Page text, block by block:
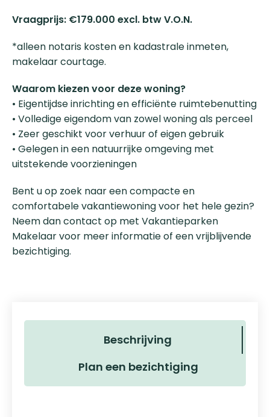
Vraagprijs: €179.000 excl. btw V.O.N.
*alleen notaris kosten en kadastrale inmeten,
makelaar courtage.
Waarom kiezen voor deze woning?
• Eigentijdse inrichting en efficiënte ruimtebenutting
• Volledige eigendom van zowel woning als perceel
• Zeer geschikt voor verhuur of eigen gebruik
• Gelegen in een natuurrijke omgeving met
uitstekende voorzieningen
Bent u op zoek naar een compacte en
comfortabele vakantiewoning voor het hele gezin?
Neem dan contact op met Vakantieparken
Makelaar voor meer informatie of een vrijblijvende
bezichtiging.
Beschrijving
Plan een bezichtiging